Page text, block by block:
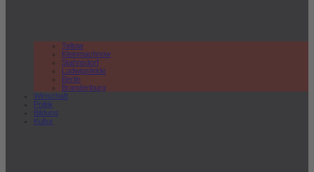
Teltow
Kleinmachnow
Stahnsdorf
Ludwigsfelde
Berlin
Brandenburg
Wirtschaft
Politik
Bildung
Kultur